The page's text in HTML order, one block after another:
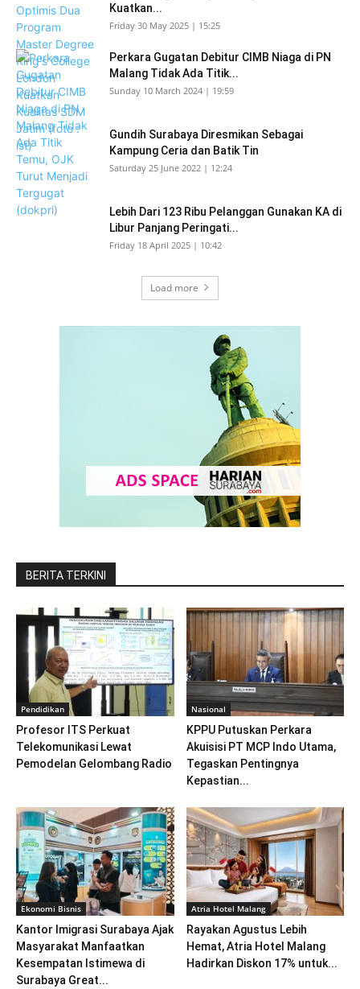
Kuatkan...
Friday 30 May 2025 | 15:25
Perkara Gugatan Debitur CIMB Niaga di PN
Malang Tidak Ada Titik...
Sunday 10 March 2024 | 19:59
Gundih Surabaya Diresmikan Sebagai
Kampung Ceria dan Batik Tin
Saturday 25 June 2022 | 12:24
Lebih Dari 123 Ribu Pelanggan Gunakan KA di
Libur Panjang Peringati...
Friday 18 April 2025 | 10:42
Load more
BERITA TERKINI
Pendidikan
Profesor ITS Perkuat
Telekomunikasi Lewat
Pemodelan Gelombang Radio
Nasional
KPPU Putuskan Perkara
Akuisisi PT MCP Indo Utama,
Tegaskan Pentingnya
Kepastian...
Ekonomi Bisnis
Kantor Imigrasi Surabaya Ajak
Masyarakat Manfaatkan
Kesempatan Istimewa di
Surabaya Great...
Atria Hotel Malang
Rayakan Agustus Lebih
Hemat, Atria Hotel Malang
Hadirkan Diskon 17% untuk...